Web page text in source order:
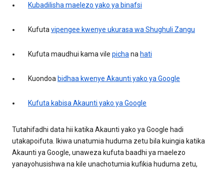
Kubadilisha maelezo yako ya binafsi
Kufutavipengee kwenye ukurasa wa Shughuli Zangu
Kufuta maudhui kama vile pichana hati
Kuondoa bidhaa kwenye Akaunti yako ya Google
Kufuta kabisa Akaunti yako ya Google
Tutahifadhi data hii katika Akaunti yako ya Google hadi
utakapoifuta. Ikiwa unatumia huduma zetu bila kuingia katika
Akaunti ya Google, unaweza kufuta baadhi ya maelezo
yanayohusishwa na kile unachotumia kufikia huduma zetu,